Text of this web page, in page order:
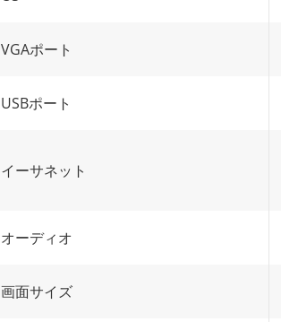
VGAポート
USBポート
イーサネット
オーディオ
画面サイズ